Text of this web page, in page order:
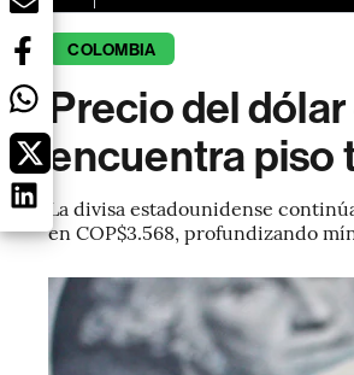
COLOMBIA
Precio del
encuentra piso
La divisa estadounidense
en COP$3.568, profundizando